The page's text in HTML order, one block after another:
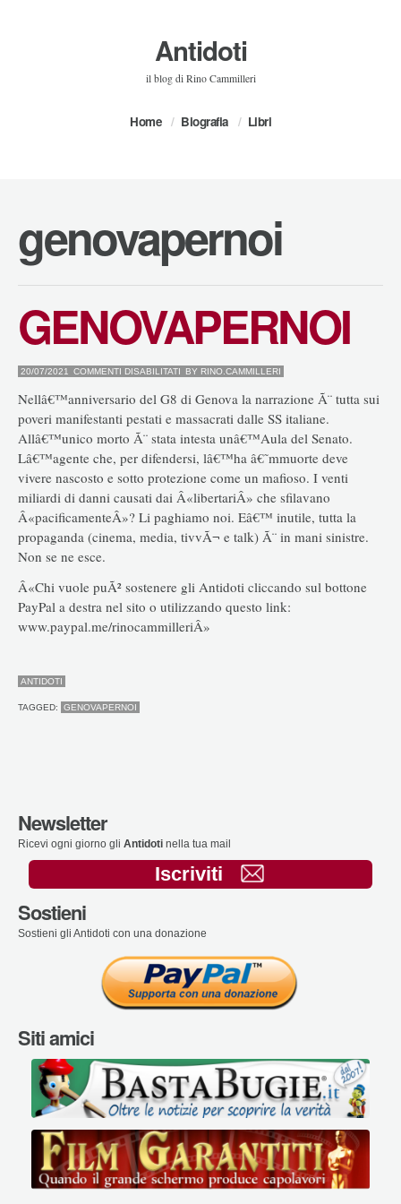
Antidoti
il blog di Rino Cammilleri
Home Biografia Libri
genovapernoi
GENOVAPERNOI
20/07/2021 COMMENTI DISABILITATI SU
BY RINO.CAMMILLERI
Nellâ€™anniversario del G8 di Genova la narrazione Ã¨ tutta sui
poveri manifestanti pestati e massacrati dalle SS italiane.
Allâ€™unico morto Ã¨ stata intesta unâ€™Aula del Senato.
Lâ€™agente che, per difendersi, lâ€™ha â€˜mmuorte deve
vivere nascosto e sotto protezione come un mafioso. I venti
miliardi di danni causati dai Â«libertariÂ» che sfilavano
Â«pacificamenteÂ»? Li paghiamo noi. Eâ€™ inutile, tutta la
propaganda (cinema, media, tivvÃ¬ e talk) Ã¨ in mani sinistre.
Non se ne esce.
Â«Chi vuole puÃ² sostenere gli Antidoti cliccando sul bottone
PayPal a destra nel sito o utilizzando questo link:
www.paypal.me/rinocammilleriÂ»
ANTIDOTI
TAGGED: GENOVAPERNOI
Newsletter
Ricevi ogni giorno gli Antidoti nella tua mail
Iscriviti
Sostieni
Sostieni gli Antidoti con una donazione
Siti amici